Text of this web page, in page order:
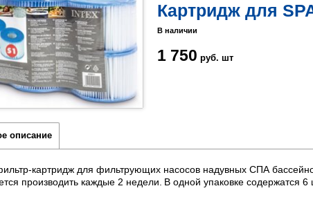
Картридж для
В наличии
1 750 руб. шт
описание
картридж для фильтрующих насосов надувных СПА
производить каждые 2 недели. В одной упаковке содержатся 6